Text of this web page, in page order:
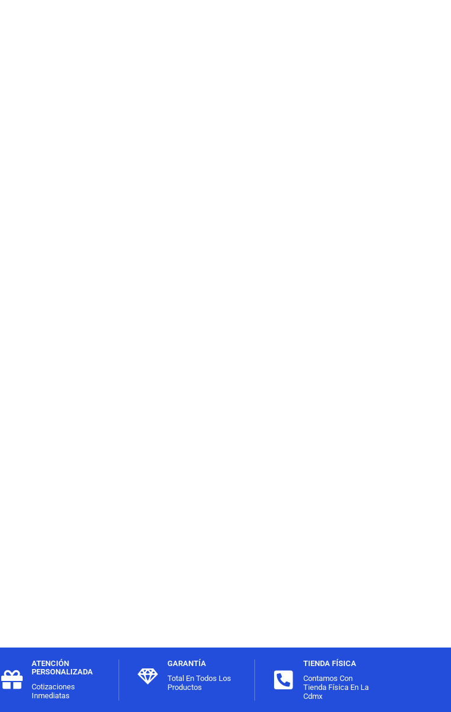
ATENCIÓN
PERSONALIZADA
Cotizaciones
Inmediatas
GARANTÍA
Total En Todos Los
Productos
TIENDA FÍSICA
Contamos Con
Tienda Física En La
Cdmx